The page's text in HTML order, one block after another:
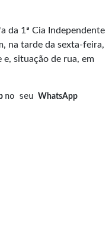
da 1ª Cia Independente
na tarde da sexta-feira,
e, situação de rua, em
no seu WhatsApp